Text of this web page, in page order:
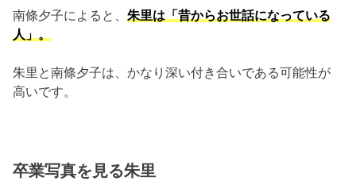
南條夕子によると、朱里は「昔からお世話になっている
人」。
朱里と南條夕子は、かなり深い付き合いである可能性が
高いです。
卒業写真を見る朱里